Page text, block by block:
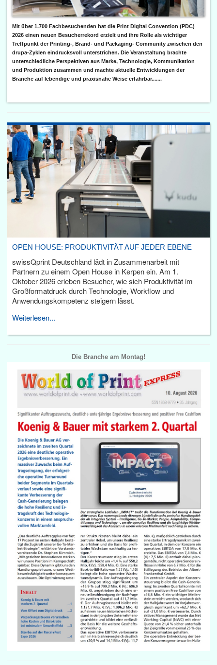
Mit über 1.700 Fachbesuchenden hat die Print Digital Convention (PDC)
2026 einen neuen Besucherrekord erzielt und ihre Rolle als wichtiger
Treffpunkt der Printing-, Brand- und Packaging- Community zwischen den
drupa-Zyklen eindrucksvoll unterstrichen. Die Veranstaltung brachte
unterschiedliche Perspektiven aus Marke, Technologie, Kommunikation
und Produktion zusammen und machte aktuelle Entwicklungen der
Branche auf lebendige und praxisnahe Weise erfahrbar.......
OPEN HOUSE: PRODUKTIVITÄT AUF JEDER EBENE
swissQprint Deutschland lädt in Zusammenarbeit mit
Partnern zu einem Open House in Kerpen ein. Am 1.
Oktober 2026 erleben Besucher, wie sich Produktivität im
Großformatdruck durch Technologie, Workflow und
Anwendungskompetenz steigern lässt.
Weiterlesen...
Die Branche am Montag!